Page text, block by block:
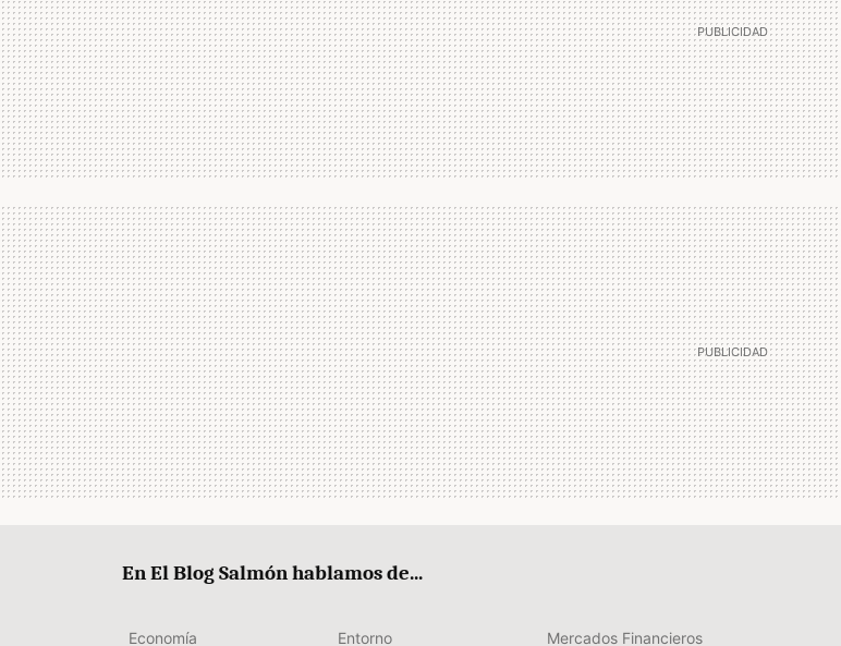
En El Blog Salmón hablamos de...
Economía Entorno Mercados Financieros